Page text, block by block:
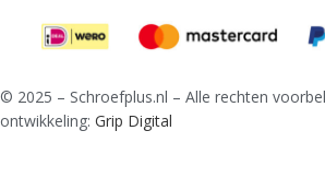
© 2025 – Schroefplus.nl – Alle rechten
ontwikkeling: Grip Digital